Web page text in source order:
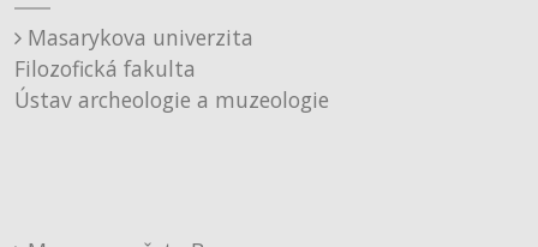
Masarykova univerzita
Filozofická fakulta
Ústav archeologie a muzeologie